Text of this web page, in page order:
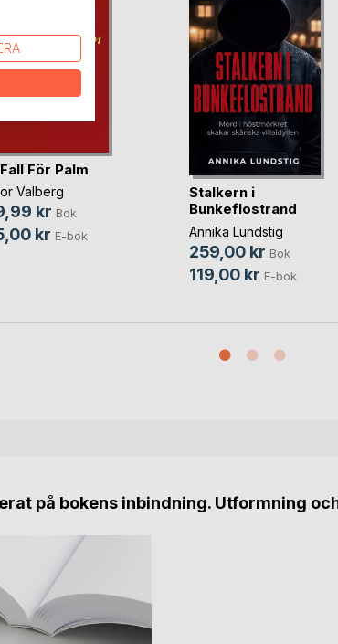
För Palm
Valberg
kr Bok
kr E-bok
Stalkern i
Bunkeflostrand
Annika Lundstig
259,00 kr Bok
119,00 kr E-bok
på bokens inbindning. Utformning